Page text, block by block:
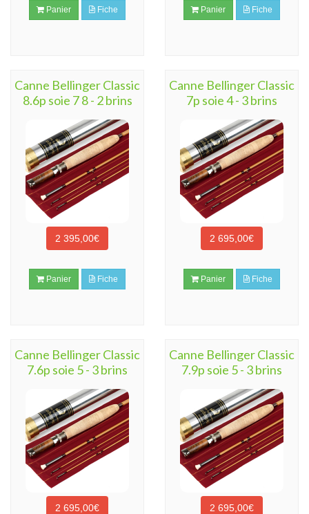
Panier Fiche Panier Fiche
Canne Bellinger Classic
8.6p soie 7 8 - 2 brins
2 395,00€
Panier Fiche
Canne Bellinger Classic
7p soie 4 - 3 brins
2 695,00€
Panier Fiche
Canne Bellinger Classic
7.6p soie 5 - 3 brins
2 695,00€
Canne Bellinger Classic
7.9p soie 5 - 3 brins
2 695,00€